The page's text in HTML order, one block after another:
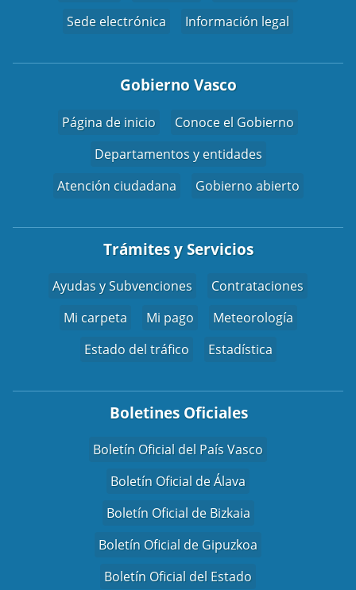
Sede electrónica
Información legal
Gobierno Vasco
Página de inicio
Conoce el Gobierno
Departamentos y entidades
Atención ciudadana
Gobierno abierto
Trámites y Servicios
Ayudas y Subvenciones
Contrataciones
Mi carpeta
Mi pago
Meteorología
Estado del tráfico
Estadística
Boletines Oficiales
Boletín Oficial del País Vasco
Boletín Oficial de Álava
Boletín Oficial de Bizkaia
Boletín Oficial de Gipuzkoa
Boletín Oficial del Estado